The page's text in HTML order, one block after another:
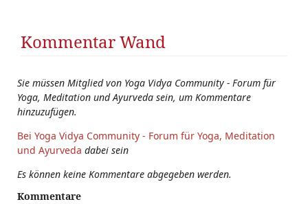
Kommentar Wand
Sie müssen Mitglied von Yoga Vidya Community - Forum für
Yoga, Meditation und Ayurveda sein, um Kommentare
hinzuzufügen.
Bei Yoga Vidya Community - Forum für Yoga, Meditation
und Ayurveda dabei sein
Es können keine Kommentare abgegeben werden.
Kommentare